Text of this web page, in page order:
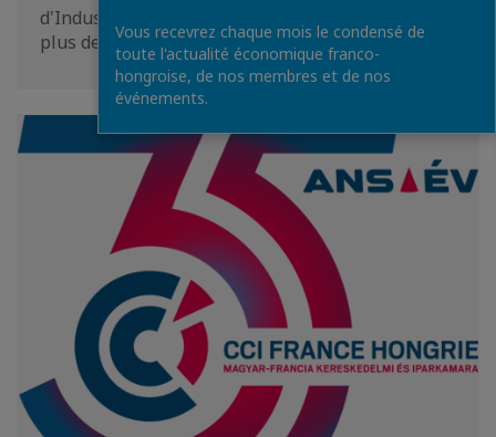
d'Industrie France Hongrie regroupe aujourd'hui
plus de 230 membres, parmi eux des…
Vous recevrez chaque mois le condensé de
toute l'actualité économique franco-
hongroise, de nos membres et de nos
événements.